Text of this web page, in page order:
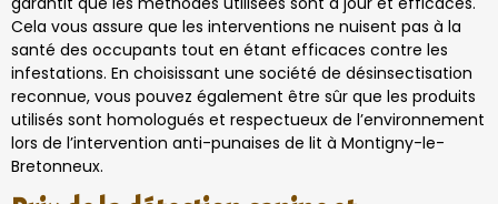
Cela vous assure que les interventions ne nuisent pas à la
santé des occupants tout en étant efficaces contre les
infestations. En choisissant une société de désinsectisation
reconnue, vous pouvez également être sûr que les produits
utilisés sont homologués et respectueux de l’environnement
lors de l’intervention anti-punaises de lit à Montigny-le-
Bretonneux.